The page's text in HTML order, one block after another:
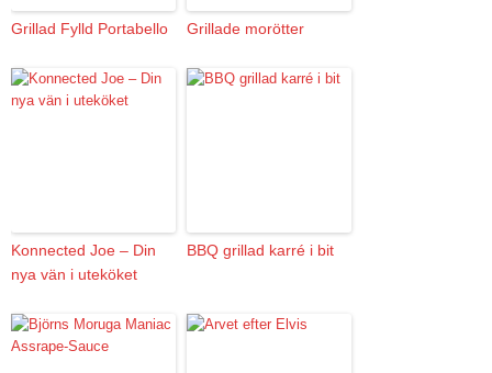
Grillad Fylld Portabello Grillade morötter
Konnected Joe – Din
nya vän i uteköket
BBQ grillad karré i bit